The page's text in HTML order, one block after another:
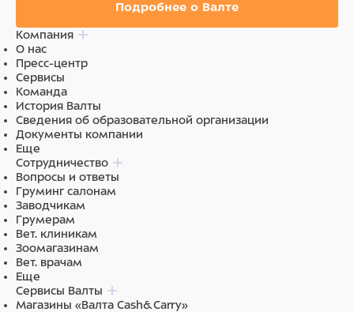
Подробнее о Валте
Компания
О нас
Пресс-центр
Сервисы
Команда
История Валты
Сведения об образовательной организации
Документы компании
Еще
Сотрудничество
Вопросы и ответы
Груминг салонам
Заводчикам
Грумерам
Вет. клиникам
Зоомагазинам
Вет. врачам
Еще
Сервисы Валты
Магазины «Валта Cash&Carry»